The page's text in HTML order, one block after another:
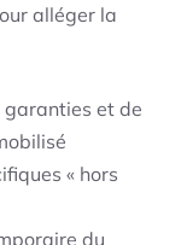
alléger la
garanties et de
« hors
du